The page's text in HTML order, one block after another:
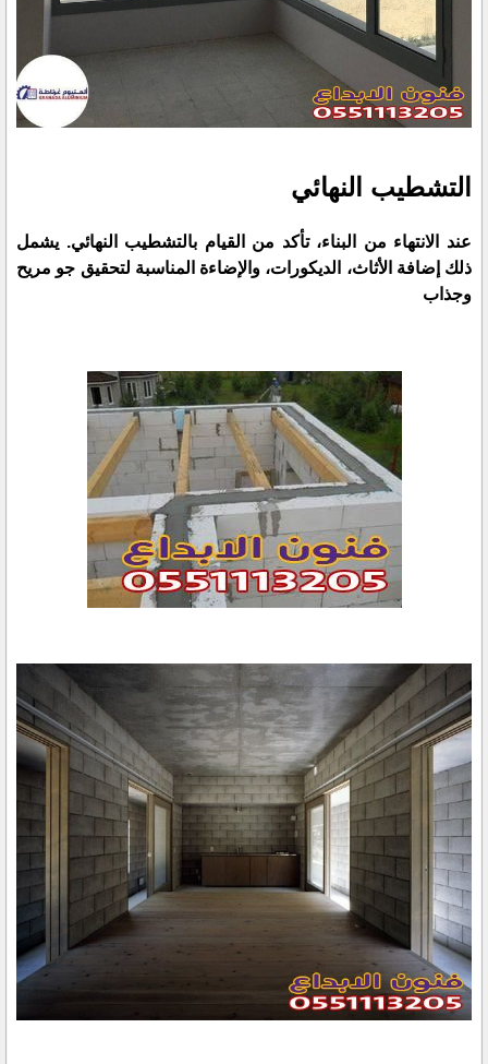
التشطيب النهائي
عند الانتهاء من البناء، تأكد من القيام بالتشطيب النهائي. يشمل
ذلك إضافة الأثاث، الديكورات، والإضاءة المناسبة لتحقيق جو مريح
وجذاب